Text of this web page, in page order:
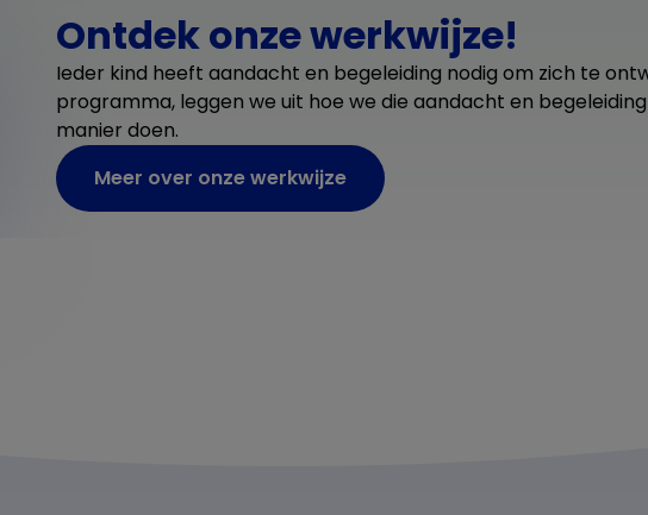
Ontdek onze werkwijze!
Ieder kind heeft aandacht en begeleiding nodig om zich te
programma, leggen we uit hoe we die aandacht en
manier doen.
Meer over onze werkwijze